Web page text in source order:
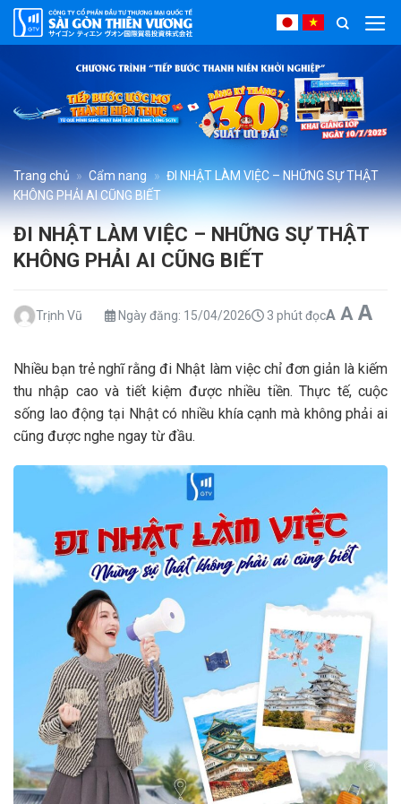
Bỏ
qua
Trang chủ » Cẩm nang » ĐI NHẬT LÀM VIỆC – NHỮNG SỰ THẬT
KHÔNG PHẢI AI CŨNG BIẾT
ĐI NHẬT LÀM VIỆC – NHỮNG SỰ THẬT
KHÔNG PHẢI AI CŨNG BIẾT
Trịnh Vũ Ngày đăng: 15/04/2026 3 phút đọcA A A
Nhiều bạn trẻ nghĩ rằng đi Nhật làm việc chỉ đơn giản là kiếm
thu nhập cao và tiết kiệm được nhiều tiền. Thực tế, cuộc
sống lao động tại Nhật có nhiều khía cạnh mà không phải ai
cũng được nghe ngay từ đầu.